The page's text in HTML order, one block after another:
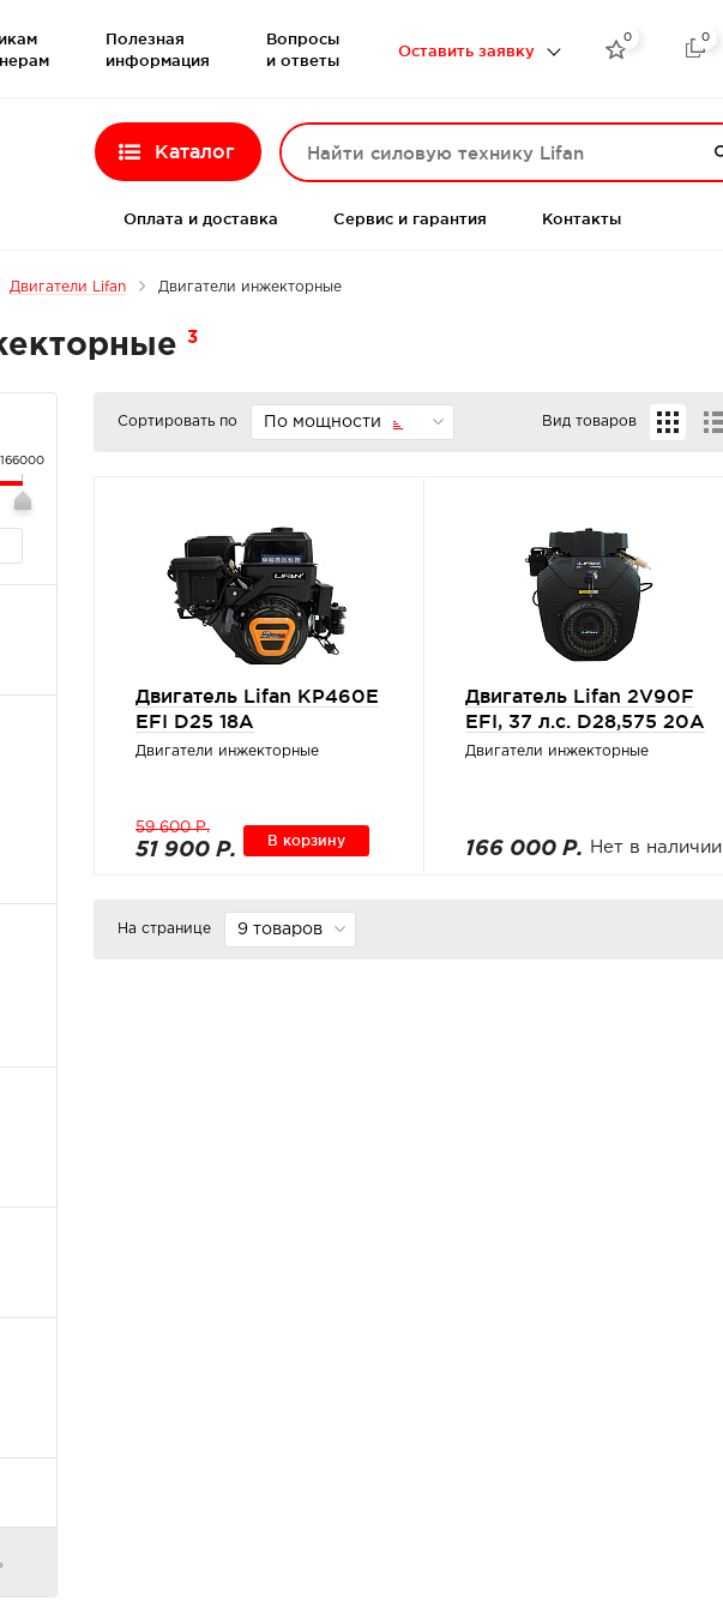
Полезная
информация
Вопросы
и ответы
Оставить заявку 
0

0
Каталог
Оплата и доставка Сервис и гарантия Контакты
Двигатели Lifan Двигатели инжекторные
3
166000
Сортировать по По мощности Вид товаров
Двигатель Lifan KP460E
EFI D25 18А
Двигатели инжекторные
59 600 Р.
51 900 Р. В корзину
Двигатель Lifan 2V90F
EFI, 37 л.с. D28,575 20A
Двигатели инжекторные
166 000 Р. Нет в наличии
На странице 9 товаров